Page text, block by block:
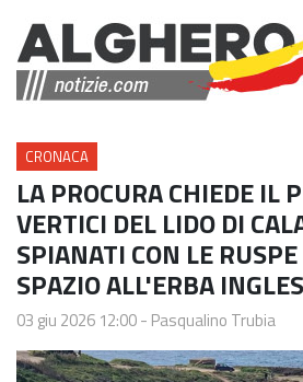
CRONACA
LA PROCURA CHIEDE IL
VERTICI DEL LIDO DI
SPIANATI CON LE
SPAZIO ALL'ERBA
03 giu 2026 12:00- Pasqualino Trubia